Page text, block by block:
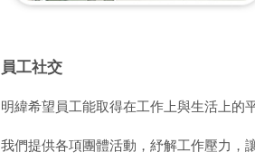
員工社交
明緯希望員工能取得在工作上與生活上的
我們提供各項團體活動，紓解工作壓力，